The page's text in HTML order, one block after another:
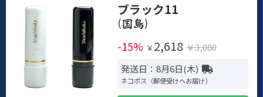
ブラック11
(
)
-15% ￥ 2,618 ￥3,080
発送日：8月6日(木)
ネコポス（郵便受けへお届け）